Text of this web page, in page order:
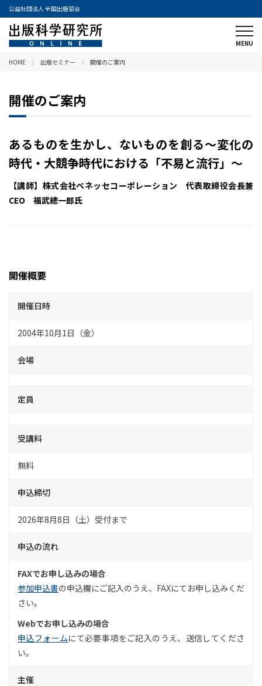
公益社団法人 全国出版協会
HOME 出版セミナー 開催のご案内
開催のご案内
あるものを生かし、ないものを創る～変化の
時代・大競争時代における「不易と流行」～
【講師】株式会社ベネッセコーポレーション 代表取締役会長兼
CEO 福武總一郎氏
開催概要
開催日時
2004年10月1日（金）
会場
定員
受講料
無料
申込締切
2026年8月8日（土）受付まで
申込の流れ
FAXでお申し込みの場合
参加申込書の申込欄にご記入のうえ、FAXにてお申し込みくだ
さい。
Webでお申し込みの場合
申込フォームにて必要事項をご記入のうえ、送信してくださ
い。
主催